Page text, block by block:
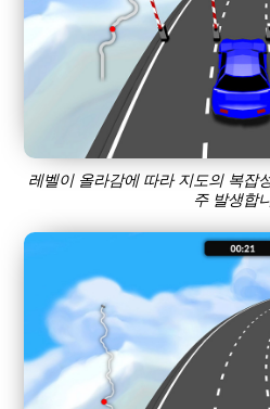
레벨이 올라감에 따라 지도의 복잡
주 발생합